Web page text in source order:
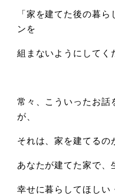
「家を建てた後の暮
ンを
組まないようにしてく
常々、こういったお話
が、
それは、家を建てるの
あなたが建てた家で、
幸せに暮らしてほしい